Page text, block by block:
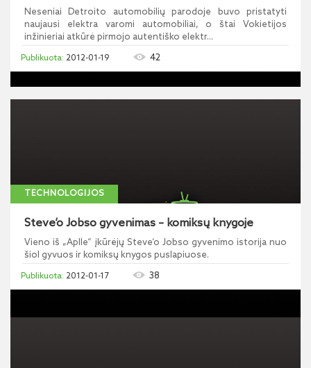
Neseniai Detroito automobilių parodoje buvo pristatyti
naujausi elektra varomi automobiliai, o štai Vokietijos
inžinieriai atkūrė pirmojo autentiško elektr...
2012-01-19 42
TECHNOLOGIJOS
Steve‘o Jobso gyvenimas – komiksų knygoje
Vieno iš „Aplle“ įkūrėjų Steve‘o Jobso gyvenimo istorija nuo
šiol gyvuos ir komiksų knygos puslapiuose.
2012-01-17 38